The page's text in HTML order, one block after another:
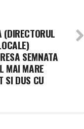
SEMNATA
MAI MARE
SI DUS CU